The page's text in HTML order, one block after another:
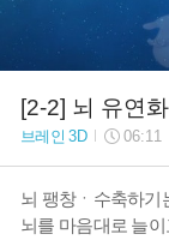
[2-2] 뇌 유연
브레인 3D 06:11
뇌 팽창ㆍ수축하기
뇌를 마음대로 늘